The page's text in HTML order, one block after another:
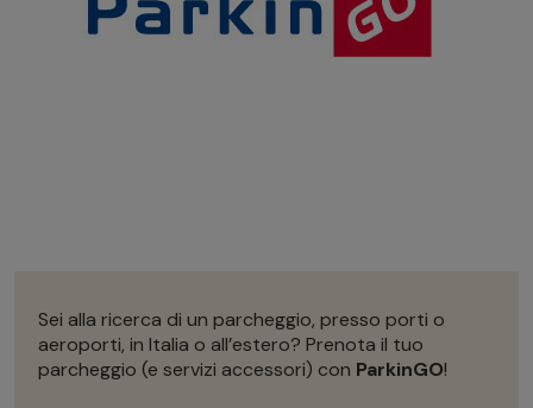
Parcheggio
Autonoleggio
Sei alla ricerca di un parcheggio, presso porti o
aeroporti, in Italia o all’estero? Prenota il tuo
parcheggio (e servizi accessori) con ParkinGO!